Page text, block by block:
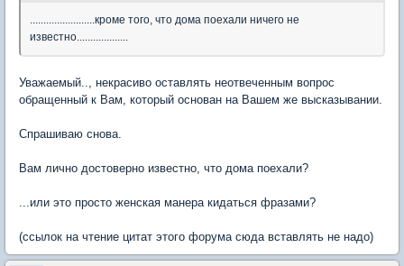
........................кроме того, что дома поехали ничего не
известно...................
Уважаемый.., некрасиво оставлять неотвеченным вопрос
обращенный к Вам, который основан на Вашем же высказывании.
Спрашиваю снова.
Вам лично достоверно известно, что дома поехали?
...или это просто женская манера кидаться фразами?
(ссылок на чтение цитат этого форума сюда вставлять не надо)